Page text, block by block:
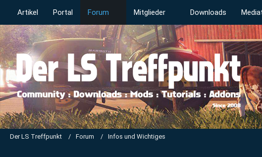
Artikel Portal Forum Mitglieder Downloads
Der LS Treffpunkt Forum Infos und Wichtiges